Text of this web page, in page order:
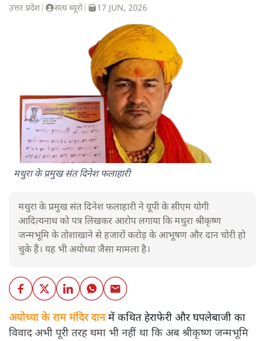
उत्तर प्रदेश सत्य ब्यूरो 17 JUN, 2026
मथुरा के प्रमुख संत दिनेश फलाहारी
मथुरा के प्रमुख संत दिनेश फलाहारी ने यूपी के सीएम योगी
आदित्यनाथ को पत्र लिखकर आरोप लगाया कि मथुरा श्रीकृष्ण
जन्मभूमि के तोशाखाने से हजारों करोड़ के आभूषण और दान चोरी हो
चुके हैं। यह भी अयोध्या जैसा मामला है।
अयोध्या के राम मंदिर दानमें कथित हेराफेरी और घपलेबाजी का
विवाद अभी पूरी तरह थमा भी नहीं था कि अब श्रीकृष्ण जन्मभूमि